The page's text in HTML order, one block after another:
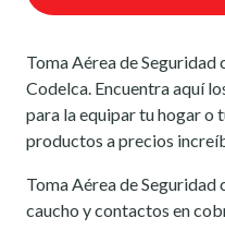
Toma Aérea de
Codelca. Encuentra aquí
para la equipar tu hogar o
productos a precios
Toma Aérea de
caucho y contactos en